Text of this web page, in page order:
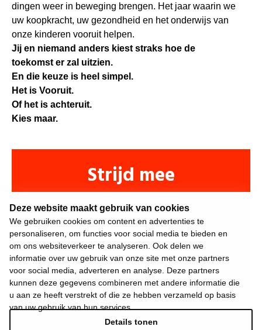
Deze website maakt gebruik van cookies
We gebruiken cookies om content en advertenties te
personaliseren, om functies voor social media te bieden en
om ons websiteverkeer te analyseren. Ook delen we
informatie over uw gebruik van onze site met onze partners
voor social media, adverteren en analyse. Deze partners
kunnen deze gegevens combineren met andere informatie die
u aan ze heeft verstrekt of die ze hebben verzameld op basis
van uw gebruik van hun services.
Details tonen
dingen weer in beweging brengen. Het jaar waarin we
uw koopkracht, uw gezondheid en het onderwijs van
onze kinderen vooruit helpen.
Jij en niemand anders kiest straks hoe de
toekomst er zal uitzien.
En die keuze is heel simpel.
Het is Vooruit.
Of het is achteruit.
Kies maar.
Strijd mee